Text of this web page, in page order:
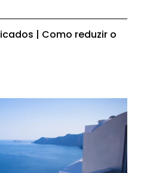
| Como reduzir o